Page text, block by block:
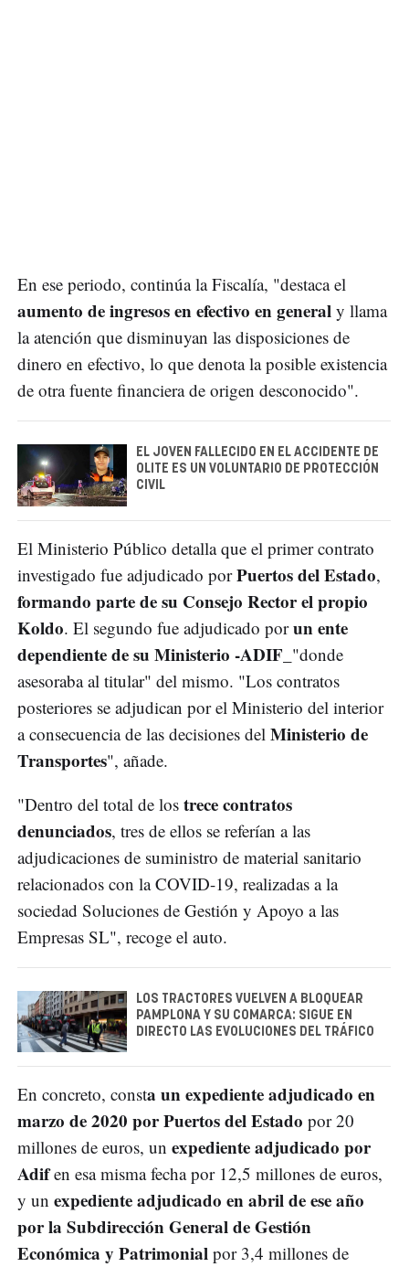
En ese periodo, continúa la Fiscalía, "destaca el
aumento de ingresos en efectivo en general y llama
la atención que disminuyan las disposiciones de
dinero en efectivo, lo que denota la posible existencia
de otra fuente financiera de origen desconocido".
EL JOVEN FALLECIDO EN EL ACCIDENTE DE
OLITE ES UN VOLUNTARIO DE PROTECCIÓN
CIVIL
El Ministerio Público detalla que el primer contrato
investigado fue adjudicado porPuertos del Estado,
formando parte de su Consejo Rector el propio
Koldo. El segundo fue adjudicado porun ente
dependiente de su Ministerio -ADIF _"donde
asesoraba al titular" del mismo. "Los contratos
posteriores se adjudican por el Ministerio del interior
a consecuencia de las decisiones del Ministerio de
Transportes", añade.
"Dentro del total de los trece contratos
denunciados, tres de ellos se referían a las
adjudicaciones de suministro de material sanitario
relacionados con la COVID-19, realizadas a la
sociedad Soluciones de Gestión y Apoyo a las
Empresas SL", recoge el auto.
LOS TRACTORES VUELVEN A BLOQUEAR
PAMPLONA Y SU COMARCA: SIGUE EN
DIRECTO LAS EVOLUCIONES DEL TRÁFICO
En concreto, consta un expediente adjudicado en
marzo de 2020 por Puertos del Estado por 20
millones de euros, un expediente adjudicado por
Adifen esa misma fecha por 12,5 millones de euros,
y un expediente adjudicado en abril de ese año
por la Subdirección General de Gestión
Económica y Patrimonial por 3,4 millones de